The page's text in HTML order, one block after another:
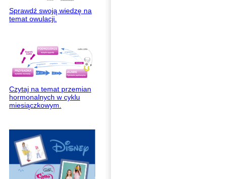
Sprawdź swoją wiedzę na
temat owulacji.
Czytaj na temat przemian
hormonalnych w cyklu
miesiączkowym.